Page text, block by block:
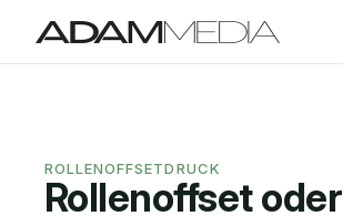
ROLLENOFFSETDRUCK
Rollenoffset oder